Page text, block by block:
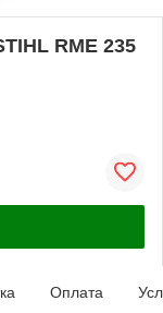
RME 235
Оплата